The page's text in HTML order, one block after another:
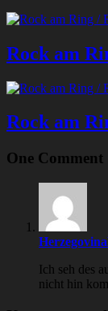
Rock am
Rock am
One Comment
Ich seh des
nicht hin